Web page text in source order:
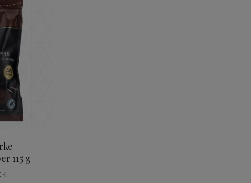
115 g